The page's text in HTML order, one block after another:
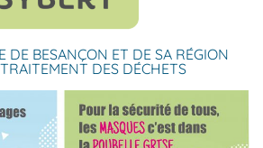
DE BESANÇON ET DE SA RÉGION
DES DÉCHETS